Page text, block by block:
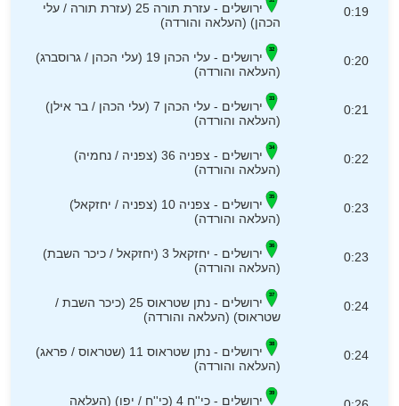
0:19
ירושלים - עזרת תורה 25 (עזרת תורה / עלי
הכהן) (העלאה והורדה)
0:20
ירושלים - עלי הכהן 19 (עלי הכהן / גרוסברג)
(העלאה והורדה)
0:21
ירושלים - עלי הכהן 7 (עלי הכהן / בר אילן)
(העלאה והורדה)
0:22
ירושלים - צפניה 36 (צפניה / נחמיה)
(העלאה והורדה)
0:23
ירושלים - צפניה 10 (צפניה / יחזקאל)
(העלאה והורדה)
0:23
ירושלים - יחזקאל 3 (יחזקאל / כיכר השבת)
(העלאה והורדה)
0:24
ירושלים - נתן שטראוס 25 (כיכר השבת /
שטראוס) (העלאה והורדה)
0:24
ירושלים - נתן שטראוס 11 (שטראוס / פראג)
(העלאה והורדה)
ירושלים - כי''ח 4 (כי''ח / יפו) (העלאה